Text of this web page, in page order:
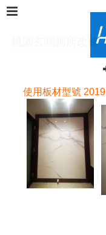
桃園玄關廁所改修
使用板材型號 2019